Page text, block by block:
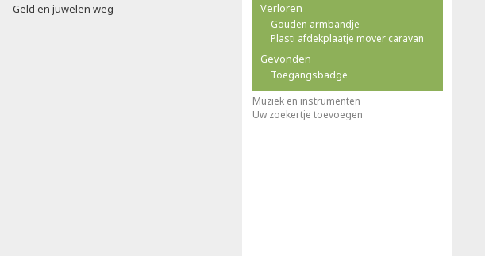
Geld en juwelen weg Verloren
Gouden armbandje
Plasti afdekplaatje mover caravan
Gevonden
Toegangsbadge
Muziek en instrumenten
Uw zoekertje toevoegen